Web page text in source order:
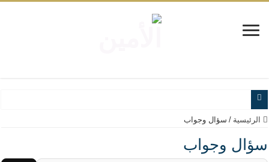
www.alamine.net
مواقف وآراء العلاّمة السيد علي الأمين من الأحداث والقضايا - اضغط للاطلاع
إذا كان التسنن هو الإيمان بسنة رسول الله ( صلى الله عليه وآله) فكلّ
الرئيسية / سؤال وجواب
سؤال وجواب